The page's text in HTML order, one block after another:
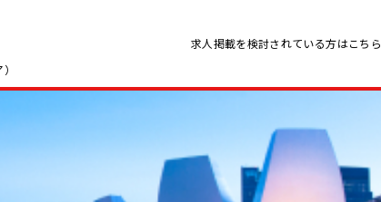
求人掲載を検討されている方はこちら